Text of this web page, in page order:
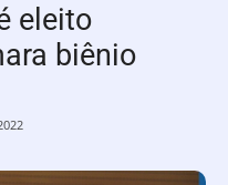
eleito
biênio